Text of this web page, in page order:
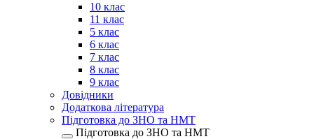
10 клас
11 клас
5 клас
6 клас
7 клас
8 клас
9 клас
Довідники
Додаткова література
Підготовка до ЗНО та НМТ
Підготовка до ЗНО та НМТ